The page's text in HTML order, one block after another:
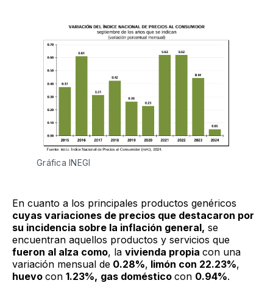
Gráfica INEGI
En cuanto a los principales productos genéricos
cuyas variaciones de precios que destacaron por
su incidencia sobre la inflación general, se
encuentran aquellos productos y servicios que
fueron al alza como, la vivienda propia con una
variación mensual de 0.28%, limón con 22.23%,
huevo con 1.23%, gas doméstico con 0.94%.